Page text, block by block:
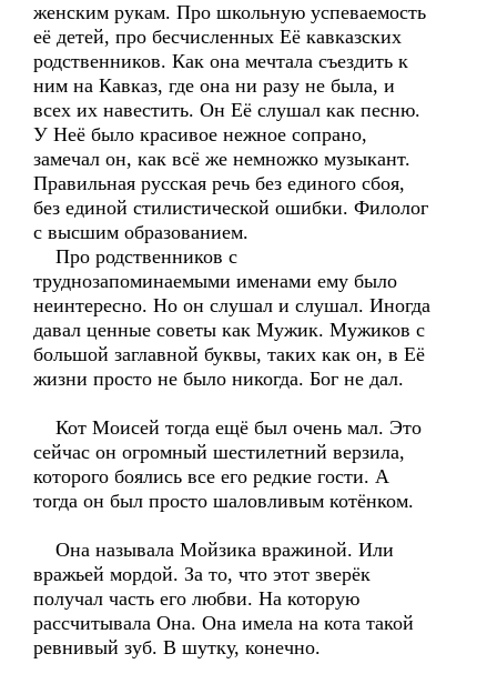
женским рукам. Про школьную успеваемость
её детей, про бесчисленных Её кавказских
родственников. Как она мечтала съездить к
ним на Кавказ, где она ни разу не была, и
всех их навестить. Он Её слушал как песню.
У Неё было красивое нежное сопрано,
замечал он, как всё же немножко музыкант.
Правильная русская речь без единого сбоя,
без единой стилистической ошибки. Филолог
с высшим образованием.
Про родственников с
труднозапоминаемыми именами ему было
неинтересно. Но он слушал и слушал. Иногда
давал ценные советы как Мужик. Мужиков с
большой заглавной буквы, таких как он, в Её
жизни просто не было никогда. Бог не дал.
Кот Моисей тогда ещё был очень мал. Это
сейчас он огромный шестилетний верзила,
которого боялись все его редкие гости. А
тогда он был просто шаловливым котёнком.
Она называла Мойзика вражиной. Или
вражьей мордой. За то, что этот зверёк
получал часть его любви. На которую
рассчитывала Она. Она имела на кота такой
ревнивый зуб. В шутку, конечно.